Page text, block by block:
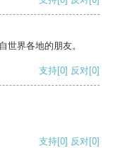
世界各地的朋友。
支持[0] 反对[0]
支持[0] 反对[0]